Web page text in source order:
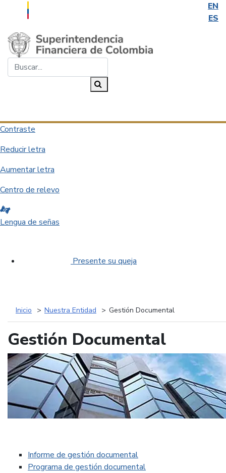
EN
ES
Saltar al contenido principal
Contraste
Reducir letra
Aumentar letra
Centro de relevo
Lengua de señas
Presente su queja
Inicio Nuestra Entidad Gestión Documental
Gestión Documental
Informe de gestión documental
Programa de gestión documental